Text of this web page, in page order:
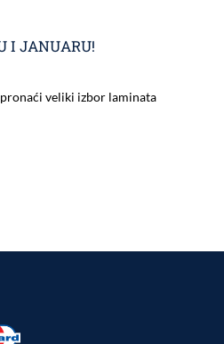
I JANUARU!
veliki izbor laminata